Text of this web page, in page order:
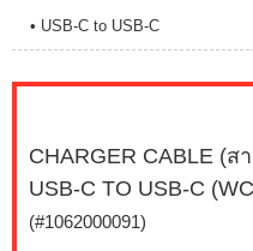
• USB-C to USB-C
CHARGER CABLE (ส
USB-C TO USB-C
(#1062000091)